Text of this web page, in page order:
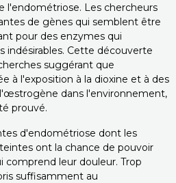
l'endométriose. Les chercheurs
de gènes qui semblent être
pour des enzymes qui
indésirables. Cette découverte
suggérant que
à l'exposition à la dioxine et à des
dans l'environnement,
prouvé.
d'endométriose dont les
ont la chance de pouvoir
comprend leur douleur. Trop
suffisamment au